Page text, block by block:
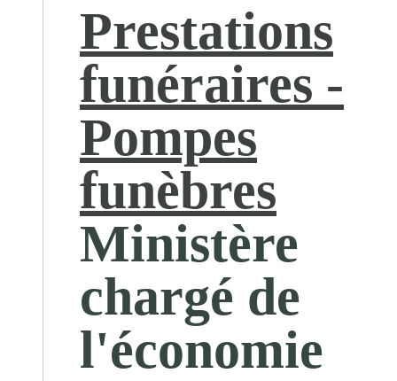
Prestations
funéraires -
Pompes
funèbres
Ministère
chargé de
l'économie